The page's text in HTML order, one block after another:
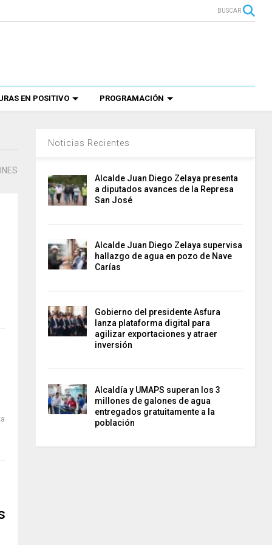
BUSCAR
EN POSITIVO PROGRAMACIÓN
Noticias Recientes
Alcalde Juan Diego Zelaya presenta
a diputados avances de la Represa
San José
Alcalde Juan Diego Zelaya supervisa
hallazgo de agua en pozo de Nave
Carías
Gobierno del presidente Asfura
lanza plataforma digital para
agilizar exportaciones y atraer
inversión
Alcaldía y UMAPS superan los 3
millones de galones de agua
entregados gratuitamente a la
población